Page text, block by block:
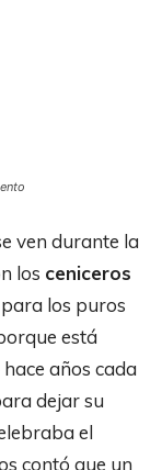
ven durante la
los ceniceros
los puros
está
años cada
dejar su
el
contó que un